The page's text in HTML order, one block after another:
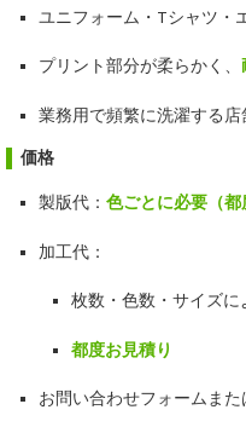
ユニフォーム・Tシャツ・
プリント部分が柔らかく、
業務用で頻繁に洗濯する店
価格
製版代：色ごとに必要（都
加工代：
枚数・色数・サイズに
都度お見積り
お問い合わせフォームま